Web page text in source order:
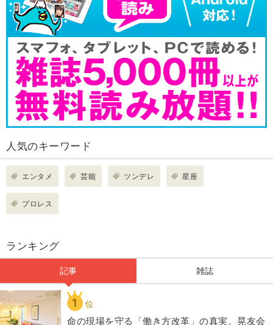
人気のキーワード
エンタメ 芸能 ツンデレ 星座
プロレス
ランキング
記事 雑誌
1 位
​命の現場を守る「働き方改革」の真実。晃友会